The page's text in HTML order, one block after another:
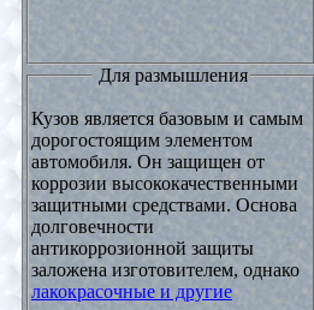
Для размышления
Кузов является базовым и самым
дорогостоящим элементом
автомобиля. Он защищен от
коррозии высококачественными
защитными средствами. Основа
долговечности
антикоррозионной защиты
заложена изготовителем, однако
лакокрасочные и другие